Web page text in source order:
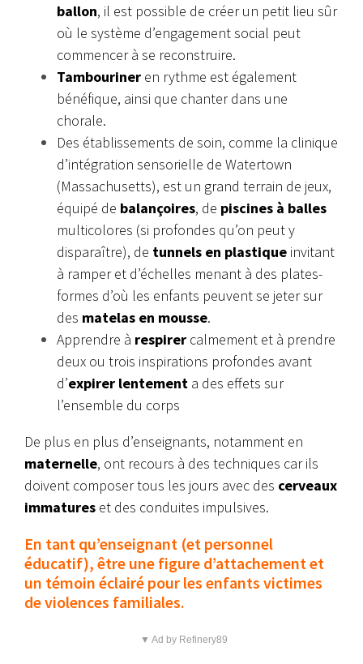
ballon, il est possible de créer un petit lieu sûr
où le système d’engagement social peut
commencer à se reconstruire.
Tambouriner en rythme est également
bénéfique, ainsi que chanter dans une
chorale.
Des établissements de soin, comme la clinique
d’intégration sensorielle de Watertown
(Massachusetts), est un grand terrain de jeux,
équipé de balançoires, de piscines à balles
multicolores (si profondes qu’on peut y
disparaître), de tunnels en plastique invitant
à ramper et d’échelles menant à des plates-
formes d’où les enfants peuvent se jeter sur
des matelas en mousse.
Apprendre à respirer calmement et à prendre
deux ou trois inspirations profondes avant
d’expirer lentement a des effets sur
l’ensemble du corps
De plus en plus d’enseignants, notamment en
maternelle, ont recours à des techniques car ils
doivent composer tous les jours avec des cerveaux
immatures et des conduites impulsives.
En tant qu’enseignant (et personnel
éducatif), être une figure d’attachement et
un témoin éclairé pour les enfants victimes
de violences familiales.
▼ Ad by Refinery89